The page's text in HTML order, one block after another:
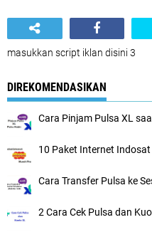
masukkan script iklan disini 3
DIREKOMENDASIKAN
Cara Pinjam Pulsa XL
10 Paket Internet
Cara Transfer Pulsa ke
2 Cara Cek Pulsa dan